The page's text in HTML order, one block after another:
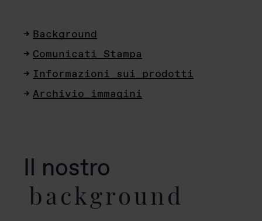
Background
Comunicati Stampa
Informazioni sui prodotti
Archivio immagini
Il nostro
background